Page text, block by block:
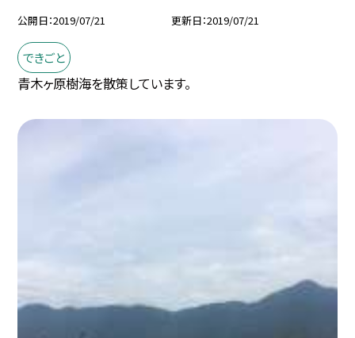
公開日 2019/07/21 更新日 2019/07/21
できごと
青木ヶ原樹海を散策しています。